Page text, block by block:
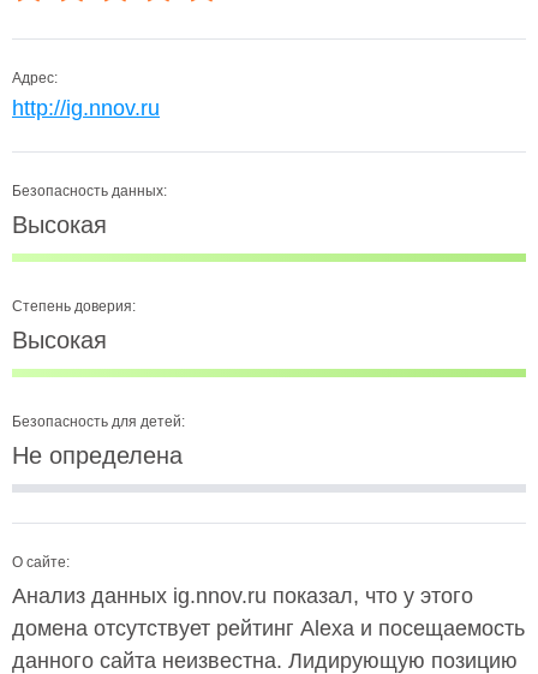
Адрес:
http://ig.nnov.ru
Безопасность данных:
Высокая
Степень доверия:
Высокая
Безопасность для детей:
Не определена
О сайте:
Анализ данных ig.nnov.ru показал, что у этого
домена отсутствует рейтинг Alexa и посещаемость
данного сайта неизвестна. Лидирующую позицию